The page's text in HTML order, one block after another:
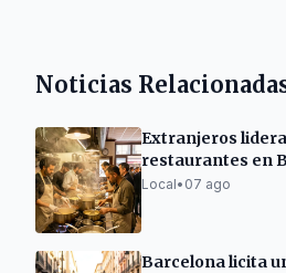
Noticias
Extranjeros
restaurantes en
Local• 07 ago
Barcelona licita